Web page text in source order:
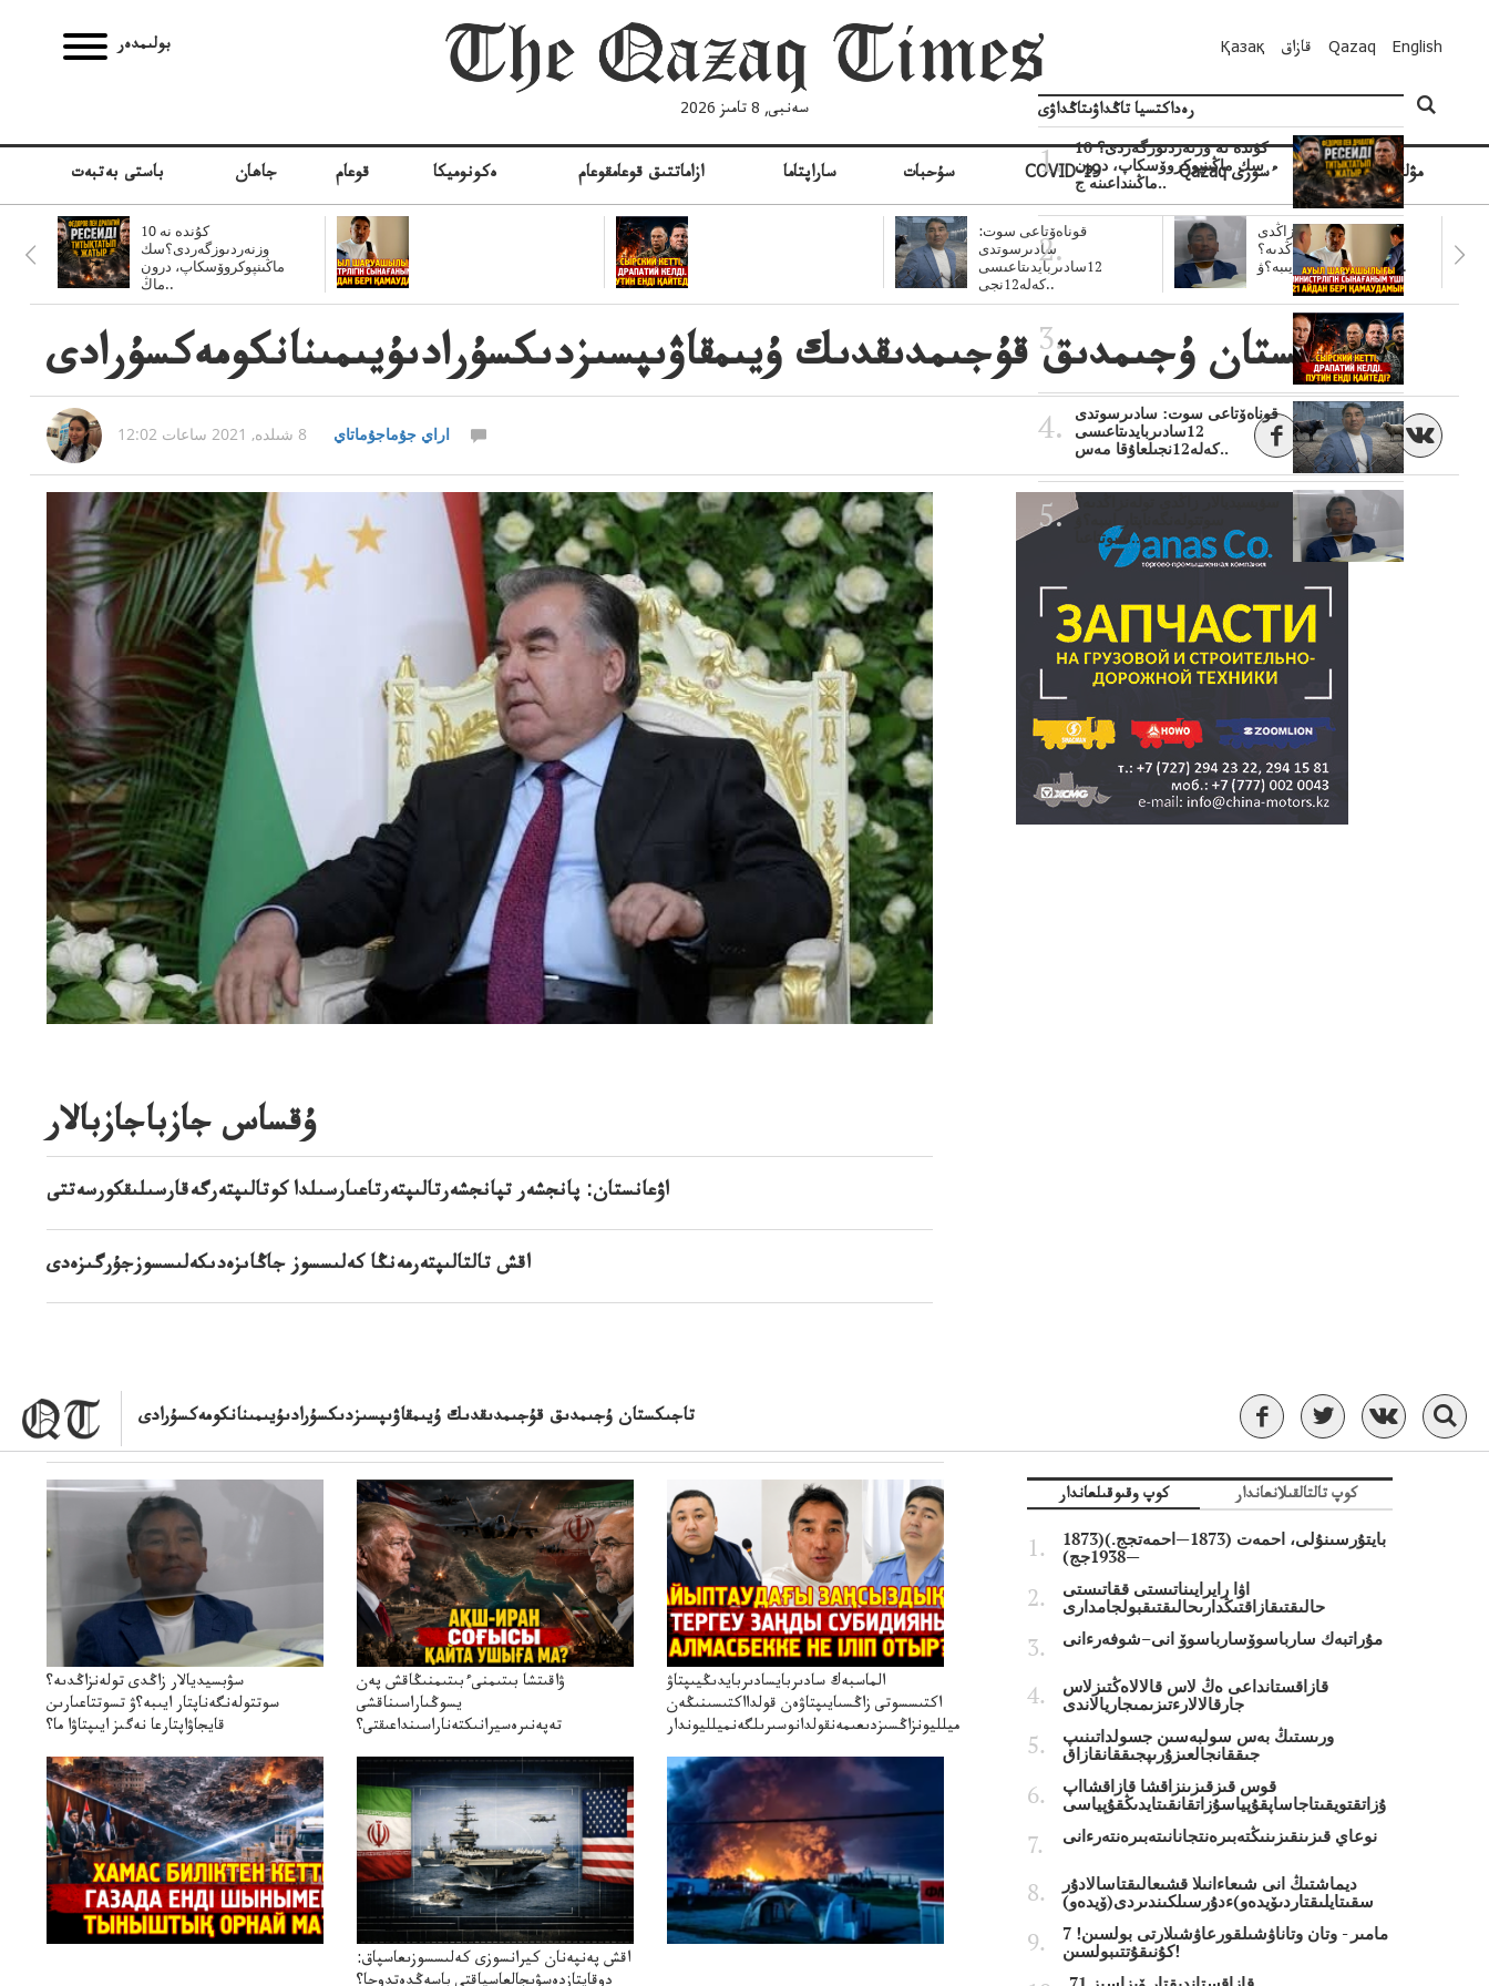
بولىمدەر
سەنبى, 8 تامىز 2026
Қазақ قازاق Qazaq English
باستى بەتبەت جاھان قوعام ەكونوميكا ازاماتتىق قوعامقوعام ساراپتاما سۇحبات COVID-19 Qazaq ءسوزى مۋلتيمەديا
10 كۇندە نە
وزنەردىوزگەردى؟سك
ماڭىنپوكروۆسكاپ، درون
ماڭ..
قوناەۆتاعى سوت:
سادىرسوتدى
12سادىربايدىتاعىسى
كەلە12نجى..
سۋبسيديالار زاڭدى
تولەنزاڭدىە؟
سوتتولەنگەناپتار ايىبە؟ۋ..
تاجىكستان ۇجىمدىق قۇجىمدىقدىك ۇيىمقاۋىپسىزدىكسۇرادىۇيىمىنانكومەكسۇرادى
تاجىكستان ۇجىمدىق قۇجىمدىقدىك ۇيىمقاۋىپسىزدىكسۇرادىۇيىمىنانكومەكسۇرادى
اراي جۇماجۇماتاي 8 شىلدە, 2021 ساعات 12:02
ۇقساس جازباجازبالار
اۋعانستان: پانجشەر تپانجشەرتالىپتەرتاعىارسىلدا كوتالىپتەرگەقارسىلىقكورسەتتى
اقش تالتالىپتەرمەنڭا كەلىسسوز جاڭاىزەدىكەلىسسوزجۇرگىزەدى
رەداكتسيا تاڭداۋىتاڭداۋى
10 كۇندە نە وزنەردىوزگەردى؟
سك ماڭىنپوكروۆسكاپ، درون
ماڭىنداعىنە ج..
قوناەۆتاعى سوت: سادىرسوتدى
12سادىربايدىتاعىسى
كەلە12نجىلعاۇقا مەس..
سۋبسيديالار زاڭدى تولەنزاڭدىە؟
تسوتتاعىا..
جاڭالىقتار ءبولىمى
سۋبسيديالار زاڭدى تولەنزاڭدىە؟
سوتتولەنگەناپتار ايىبە؟ۋ تسوتتاعىارىن
قايجاۋاپتارعا نەگىز ايىپتاۋا ما؟
ۋاقىتشا بىتىمنىءبىتىمنىڭاقش پەن
يسوڭىاراسىناقشى
تەپەنىرەسيرانىكتەناراسىنداعىقتى؟
الماسبەك سادىربايسادىربايدىڭيىپتاۋ
اكتىسسوتى زاڭسىايىپتاۋەن قولدااكتىسىنىڭەن
ميلليونزاڭسىزدىعىمەنقولدانوسىرىلگەنميلليوندار
اقش پەنپەنان كيرانسوزى كەلىسسوزىعاسپاق:
كوپ وقىوقىلعاندار كوپ تالتالقىلانعاندار
بايتۇرسىنۇلى، احمەت (1873—احمەتجج.)(1873
—1938جج)
اۋا رايرايىناتىستى ققاتىستى
حالىقتىقازاقتىڭدارىحالىقتىقبولجامدارى
مۇراتبەك سارباسوۆسارباسوۆ انى–شوفەرءانى
قازاقستانداعى ەڭ لاس قالالاەڭتىزلاس
جارقالالارءتىزىمىجاريالاندى
ورىستىڭ بەس سولبەسىن جسولداتىنىپ
جىققانجالعىزۇرىپجىققانقازاق
قوس قىزقىزىنزاقشا قازاقشااپ
ۇزاتقتويقىتاجاساپقۇپياسۇزاتقانقىتايدىڭقۇپياسى
نوعاي قىزىنقىزىنىڭتەبىرەنتجانانىتەبىرەنتەرءانى
ديماشتىڭ انى شىعاءانىلا قشىعالىقتاسالادۇر
سقىتايلىقتاردىۆيدەو)ءدۇرسىلكىندىردى(ۆيدەو)
7 مامىر - وتان وتاناۋشىلقورعاۋشىلارتى بولسىن!
كۇنىقۇتتىبولسىن!